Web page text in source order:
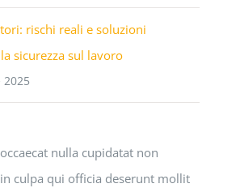
rischi reali e soluzioni
sicurezza sul lavoro
nulla cupidatat non
culpa qui officia deserunt mollit